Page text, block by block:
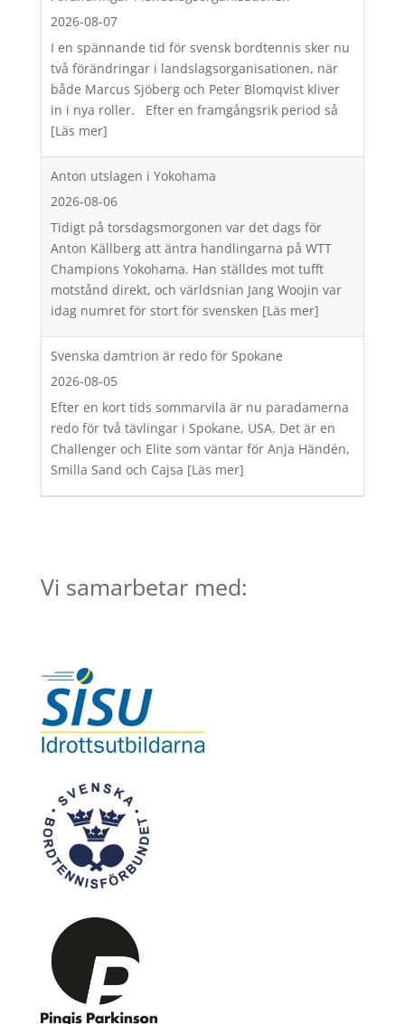
2026-08-07
I en spännande tid för svensk bordtennis sker nu
två förändringar i landslagsorganisationen, när
både Marcus Sjöberg och Peter Blomqvist kliver
in i nya roller. Efter en framgångsrik period så
[Läs mer]
Anton utslagen i Yokohama
2026-08-06
Tidigt på torsdagsmorgonen var det dags för
Anton Källberg att äntra handlingarna på WTT
Champions Yokohama. Han ställdes mot tufft
motstånd direkt, och världsnian Jang Woojin var
idag numret för stort för svensken [Läs mer]
Svenska damtrion är redo för Spokane
2026-08-05
Efter en kort tids sommarvila är nu paradamerna
redo för två tävlingar i Spokane, USA. Det är en
Challenger och Elite som väntar för Anja Händén,
Smilla Sand och Cajsa [Läs mer]
Vi samarbetar med: